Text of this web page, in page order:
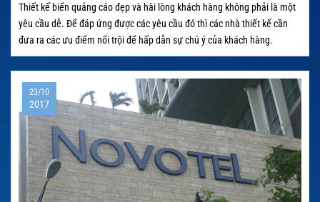
Thiết kế biển quảng cáo đẹp và hài lòng khách hàng không phải là một
yêu cầu dễ. Để đáp ứng được các yêu cầu đó thì các nhà thiết kế cần
đưa ra các ưu điểm nổi trội để hấp dẫn sự chú ý của khách hàng.
23/10
2017